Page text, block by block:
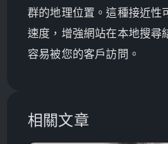
群的地理位置。這種接近性
速度，增強網站在本地搜尋
容易被您的客戶訪問。
相關文章